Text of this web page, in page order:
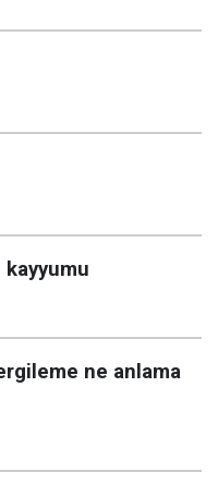
ne anlama